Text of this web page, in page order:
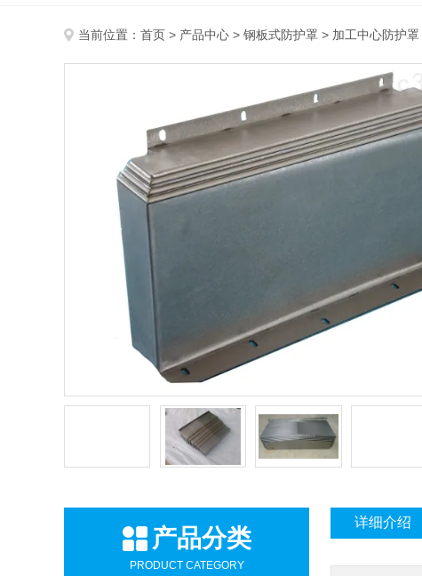
当前位置： 首页 > 产品中心 > 钢板式防护罩 > 加工中心防护罩
产品分类
PRODUCT CATEGORY
详细介绍